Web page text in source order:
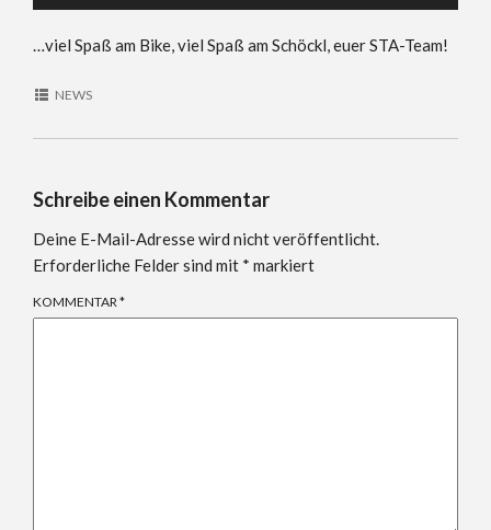
…viel Spaß am Bike, viel Spaß am Schöckl, euer STA-Team!
NEWS
Schreibe einen Kommentar
Deine E-Mail-Adresse wird nicht veröffentlicht.
Erforderliche Felder sind mit * markiert
KOMMENTAR *